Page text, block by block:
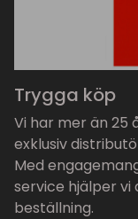
Trygga köp
Vi har mer än
exklusiv
Med
service hjälper vi
beställning.